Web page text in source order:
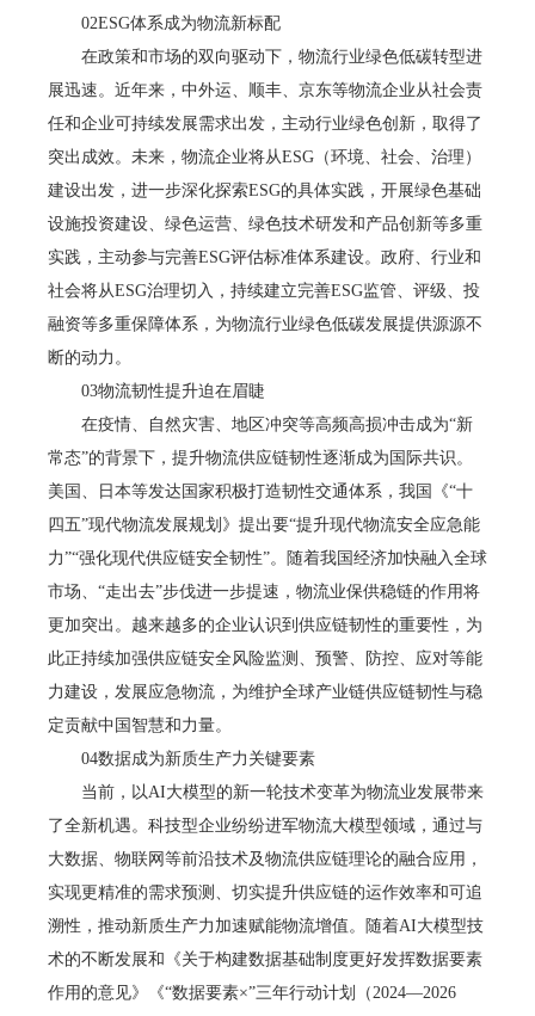
02ESG体系成为物流新标配
在政策和市场的双向驱动下，物流行业绿色低碳转型进
展迅速。近年来，中外运、顺丰、京东等物流企业从社会责
任和企业可持续发展需求出发，主动行业绿色创新，取得了
突出成效。未来，物流企业将从ESG（环境、社会、治理）
建设出发，进一步深化探索ESG的具体实践，开展绿色基础
设施投资建设、绿色运营、绿色技术研发和产品创新等多重
实践，主动参与完善ESG评估标准体系建设。政府、行业和
社会将从ESG治理切入，持续建立完善ESG监管、评级、投
融资等多重保障体系，为物流行业绿色低碳发展提供源源不
断的动力。
03物流韧性提升迫在眉睫
在疫情、自然灾害、地区冲突等高频高损冲击成为“新
常态”的背景下，提升物流供应链韧性逐渐成为国际共识。
美国、日本等发达国家积极打造韧性交通体系，我国《“十
四五”现代物流发展规划》提出要“提升现代物流安全应急能
力”“强化现代供应链安全韧性”。随着我国经济加快融入全球
市场、“走出去”步伐进一步提速，物流业保供稳链的作用将
更加突出。越来越多的企业认识到供应链韧性的重要性，为
此正持续加强供应链安全风险监测、预警、防控、应对等能
力建设，发展应急物流，为维护全球产业链供应链韧性与稳
定贡献中国智慧和力量。
04数据成为新质生产力关键要素
当前，以AI大模型的新一轮技术变革为物流业发展带来
了全新机遇。科技型企业纷纷进军物流大模型领域，通过与
大数据、物联网等前沿技术及物流供应链理论的融合应用，
实现更精准的需求预测、切实提升供应链的运作效率和可追
溯性，推动新质生产力加速赋能物流增值。随着AI大模型技
术的不断发展和《关于构建数据基础制度更好发挥数据要素
作用的意见》《“数据要素×”三年行动计划（2024—2026